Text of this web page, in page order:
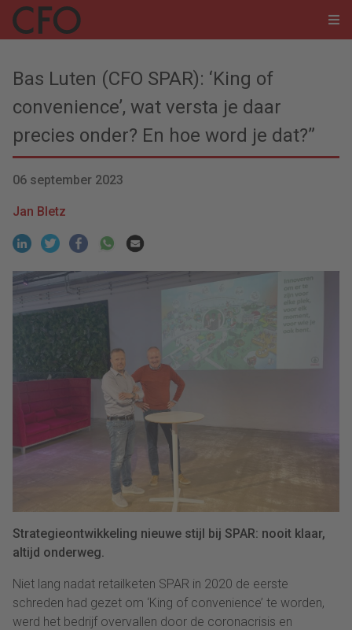
Bas Luten (CFO SPAR): ‘King of
convenience’, wat versta je daar
precies onder? En hoe word je dat?”
06 september 2023
Jan Bletz
Strategieontwikkeling nieuwe stijl bij SPAR: nooit klaar,
altijd onderweg.
Niet lang nadat retailketen SPAR in 2020 de eerste
schreden had gezet om ‘King of convenience’ te worden,
werd het bedrijf overvallen door de coronacrisis en